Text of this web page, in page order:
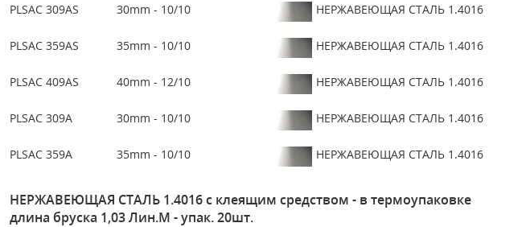
PLSAC 309AS 30mm - 10/10 НЕРЖАВЕЮЩАЯ СТАЛЬ 1.4016
PLSAC 359AS 35mm - 10/10 НЕРЖАВЕЮЩАЯ СТАЛЬ 1.4016
PLSAC 409AS 40mm - 12/10 НЕРЖАВЕЮЩАЯ СТАЛЬ 1.4016
PLSAC 309A 30mm - 10/10 НЕРЖАВЕЮЩАЯ СТАЛЬ 1.4016
PLSAC 359A 35mm - 10/10 НЕРЖАВЕЮЩАЯ СТАЛЬ 1.4016
НЕРЖАВЕЮЩАЯ СТАЛЬ 1.4016 с клеящим средством - в термоупаковке
длина бруска 1,03 Лин.М - упак. 20шт.